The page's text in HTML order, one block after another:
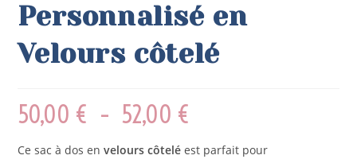
Personnalisé en
Velours côtelé
50,00 € – 52,00 €
Ce sac à dos envelours côtelé est parfait pour